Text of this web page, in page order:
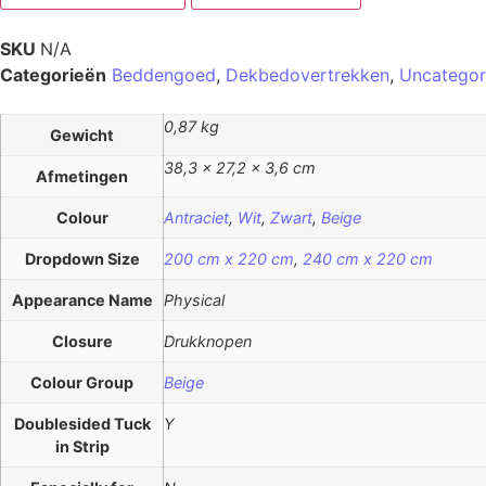
SKU N/A
Categorieën Beddengoed, Dekbedovertrekken,
Gewicht 0,87 kg
Afmetingen 38,3 × 27,2 × 3,6 cm
Colour Antraciet, Wit, Zwart, Beige
Dropdown Size 200 cm x 220 cm, 240 cm x 220 cm
Appearance Name Physical
Closure Drukknopen
Colour Group Beige
Doublesided Tuck
in Strip
Y